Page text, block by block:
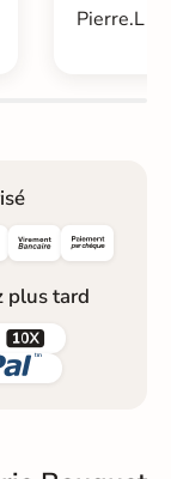
Pierre.L -
plus tard
